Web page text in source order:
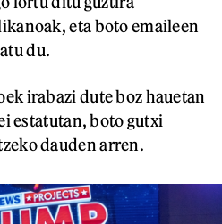
eta boto emaileen
du.
irabazi dute boz hauetan
estatutan, boto gutxi
dauden arren.